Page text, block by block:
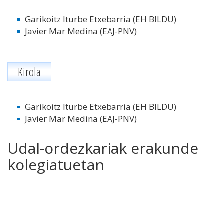
Garikoitz Iturbe Etxebarria (EH BILDU)
Javier Mar Medina (EAJ-PNV)
Kirola
Garikoitz Iturbe Etxebarria (EH BILDU)
Javier Mar Medina (EAJ-PNV)
Udal-ordezkariak erakunde
kolegiatuetan